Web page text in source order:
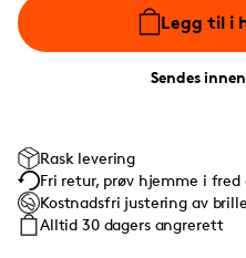
Legg til i
Sendes
Rask levering
Fri retur, prøv hjemme i fred
Kostnadsfri justering av
Alltid 30 dagers angrerett